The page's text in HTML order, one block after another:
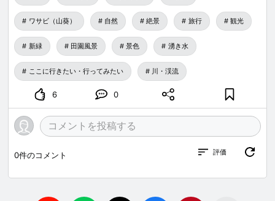
ワサビ（山葵） 自然 絶景 旅行 観光
新緑 田園風景 景色 湧き水
ここに行きたい・行ってみたい 川・渓流
6 0
0件のコメント 評価